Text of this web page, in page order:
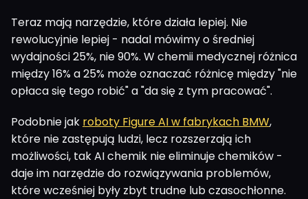
Teraz mają narzędzie, które działa lepiej. Nie
rewolucyjnie lepiej - nadal mówimy o średniej
wydajności 25%, nie 90%. W chemii medycznej różnica
między 16% a 25% może oznaczać różnicę między "nie
opłaca się tego robić" a "da się z tym pracować".
Podobnie jak roboty Figure AI w fabrykach BMW,
które nie zastępują ludzi, lecz rozszerzają ich
możliwości, tak AI chemik nie eliminuje chemików -
daje im narzędzie do rozwiązywania problemów,
które wcześniej były zbyt trudne lub czasochłonne.